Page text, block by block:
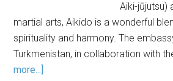
Aiki-jūjutsu)
martial arts, Aikido is a wonderful
spirituality and harmony. The
Turkmenistan, in collaboration with
more...]